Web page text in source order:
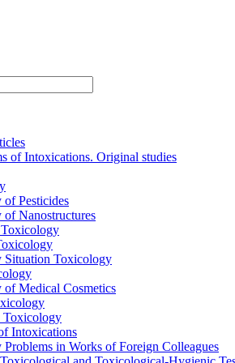
of Intoxications. Original studies
Pesticides
Nanostructures
Situation Toxicology
Medical Cosmetics
Toxicology
Intoxications
in Works of Foreign Colleagues